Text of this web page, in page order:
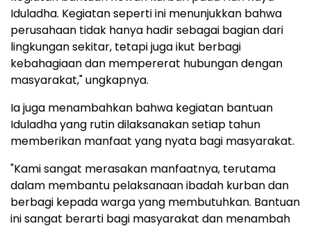
Iduladha. Kegiatan seperti ini menunjukkan bahwa
perusahaan tidak hanya hadir sebagai bagian dari
lingkungan sekitar, tetapi juga ikut berbagi
kebahagiaan dan mempererat hubungan dengan
masyarakat," ungkapnya.
Ia juga menambahkan bahwa kegiatan bantuan
Iduladha yang rutin dilaksanakan setiap tahun
memberikan manfaat yang nyata bagi masyarakat.
"Kami sangat merasakan manfaatnya, terutama
dalam membantu pelaksanaan ibadah kurban dan
berbagi kepada warga yang membutuhkan. Bantuan
ini sangat berarti bagi masyarakat dan menambah